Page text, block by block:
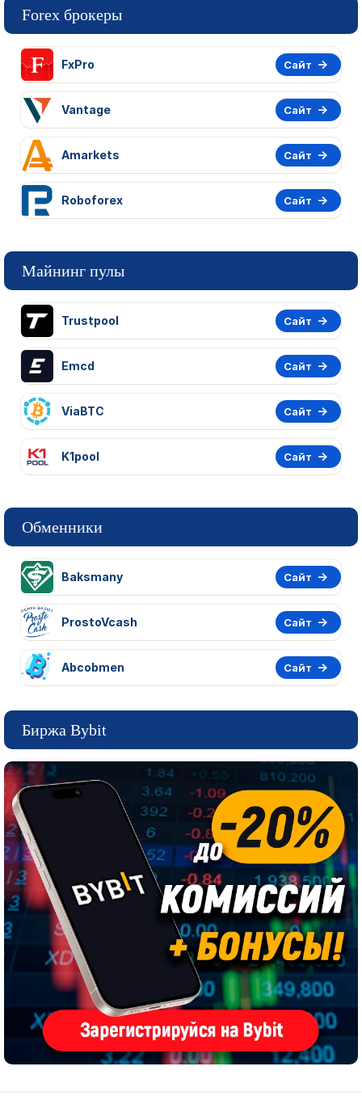
Forex брокеры
FxPro Сайт
Vantage Сайт
Amarkets Сайт
Roboforex Сайт
Майнинг пулы
Trustpool Сайт
Emcd Сайт
ViaBTC Сайт
K1pool Сайт
Обменники
Baksmany Сайт
ProstoVcash Сайт
Abcobmen Сайт
Биржа Bybit